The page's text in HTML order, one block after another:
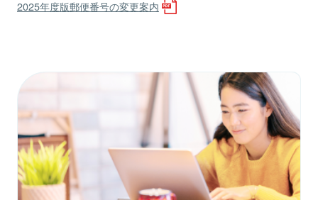
2025年度版郵便番号の変更案内